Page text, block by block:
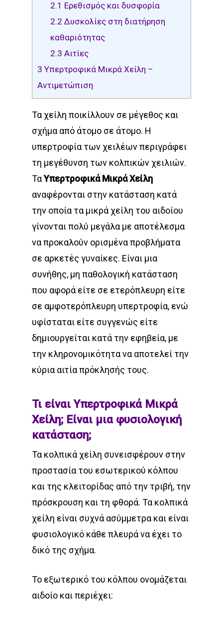
2.1 Ερεθισμός και δυσφορία
2.2 Δυσκολίες στη διατήρηση
καθαριότητας
2.3 Αιτίες
3 Υπερτροφικά Μικρά Χείλη –
Αντιμετώπιση
Τα χείλη ποικίλλουν σε μέγεθος και
σχήμα από άτομο σε άτομο. Η
υπερτροφία των χειλέων περιγράφει
τη μεγέθυνση των κολπικών χειλιών.
ΤαΥπερτροφικά Μικρά Χείλη
αναφέρονται στην κατάσταση κατά
την οποία τα μικρά χείλη του αιδοίου
γίνονται πολύ μεγάλα με αποτέλεσμα
να προκαλούν ορισμένα προβλήματα
σε αρκετές γυναίκες. Είναι μια
συνήθης, μη παθολογική κατάσταση
που αφορά είτε σε ετερόπλευρη είτε
σε αμφοτερόπλευρη υπερτροφία, ενώ
υφίσταται είτε συγγενώς είτε
δημιουργείται κατά την εφηβεία, με
την κληρονομικότητα να αποτελεί την
κύρια αιτία πρόκλησής τους.
Τι είναι Υπερτροφικά Μικρά
Χείλη; Είναι μια φυσιολογική
κατάσταση;
Τα κολπικά χείλη συνεισφέρουν στην
προστασία του εσωτερικού κόλπου
και της κλειτορίδας από την τριβή, την
πρόσκρουση και τη φθορά. Τα κολπικά
χείλη είναι συχνά ασύμμετρα και είναι
φυσιολογικό κάθε πλευρά να έχει το
δικό της σχήμα.
Το εξωτερικό του κόλπου ονομάζεται
αιδοίο και περιέχει: